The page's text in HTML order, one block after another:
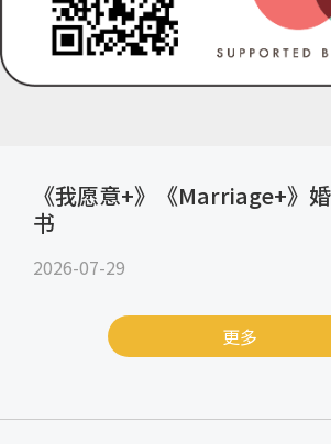
《我愿意+》《Marriage+》
书
2026-07-29
更多